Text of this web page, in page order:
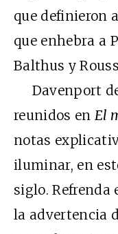
que definieron
que enhebra a
Balthus y
Davenport
reunidos enEl
notas
iluminar, en
siglo.
la advertencia